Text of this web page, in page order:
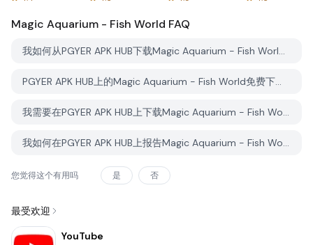
Magic Aquarium - Fish World FAQ
我如何从PGYER APK HUB下载Magic Aquarium - Fish World？
PGYER APK HUB上的Magic Aquarium - Fish World免费下载吗？
我需要在PGYER APK HUB上下载Magic Aquarium - Fish World时需要账户吗？
我如何在PGYER APK HUB上报告Magic Aquarium - Fish World的问题？
您觉得这个有用吗 是 否
最受欢迎
YouTube